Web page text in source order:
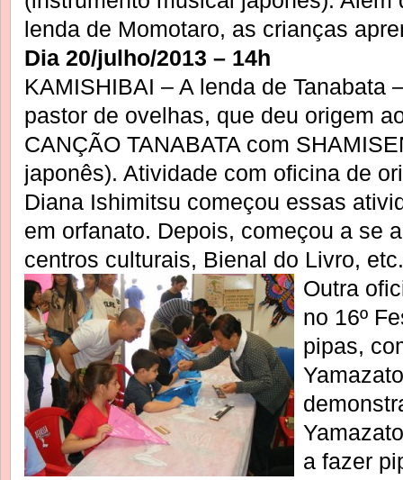
lenda de Momotaro, as crianças
Dia 20/julho/2013 – 14h
KAMISHIBAI – A lenda de Tanabata
pastor de ovelhas, que deu origem
CANÇÃO TANABATA com
japonês). Atividade com oficina de
Diana Ishimitsu começou essas
em orfanato. Depois, começou a se
centros culturais, Bienal do Livro, etc.
Outra
no 16º
pipas,
a fazer